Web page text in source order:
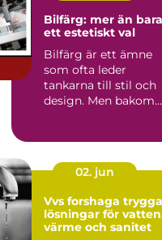
Bilfärg: mer än bara
ett estetiskt val
Bilfärg är ett ämne
som ofta leder
tankarna till stil och
design. Men bakom
02. jun
Vvs forshaga trygga
lösningar för
värme och sanitet